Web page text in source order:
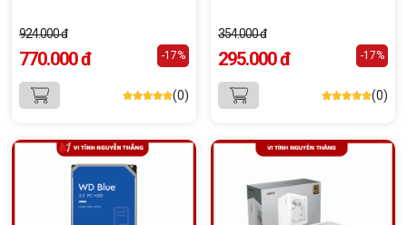
924.000 đ
770.000 đ -17%
(0)
354.000 đ
295.000 đ -17%
(0)